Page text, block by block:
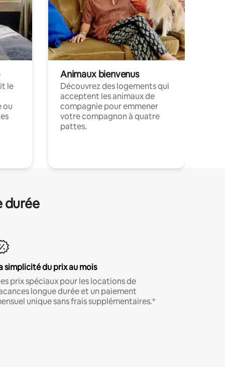
le
ou
Animaux bienvenus
Découvrez des logements qui
acceptent les animaux de
compagnie pour emmener
votre compagnon à quatre
pattes.
durée
simplicité du prix au mois
prix spéciaux pour les locations de
longue durée et un paiement
unique sans frais supplémentaires.*